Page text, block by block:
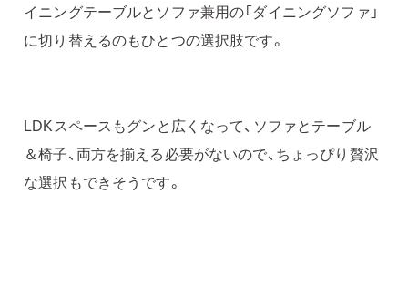
イニングテーブルとソファ兼用の「ダイニングソファ」
に切り替えるのもひとつの選択肢です。
LDKスペースもグンと広くなって、ソファとテーブル
＆椅子、両方を揃える必要がないので、ちょっぴり贅沢
な選択もできそうです。